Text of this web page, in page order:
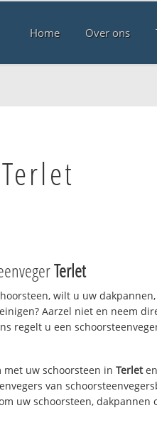
Home Over ons
Terlet
wilt u uw
Aarzel niet en neem
regelt u een
uw schoorsteen in Terlet
van
uw schoorsteen, dakpannen